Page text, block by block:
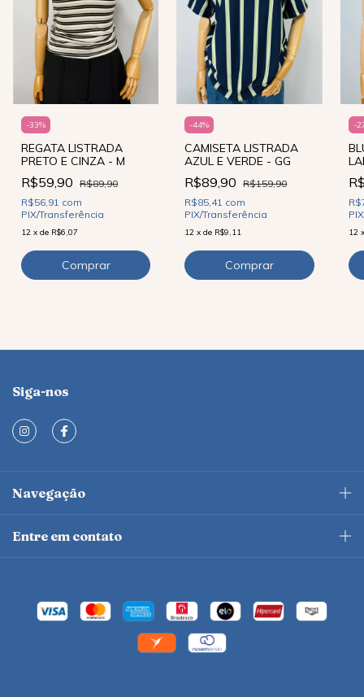
-33%
REGATA LISTRADA
PRETO E CINZA - M
R$59,90 R$89,90
R$56,91 com
PIX/Transferência
12 x de R$6,07
-44%
CAMISETA LISTRADA
AZUL E VERDE - GG
R$89,90
R$159,90
R$85,41 com
PIX/Transferência
12 xde R$9,11
-
12
Siga-nos
Navegação
Entre em contato